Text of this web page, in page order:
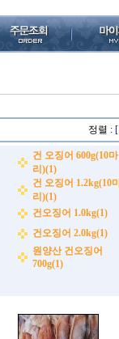
정렬 :
건 오징어 600g(10마
리)(1)
건 오징어 1.2kg(10
리)(1)
건오징어 1.0kg(1)
건오징어 2.0kg(1)
원양산 건오징어
700g(1)